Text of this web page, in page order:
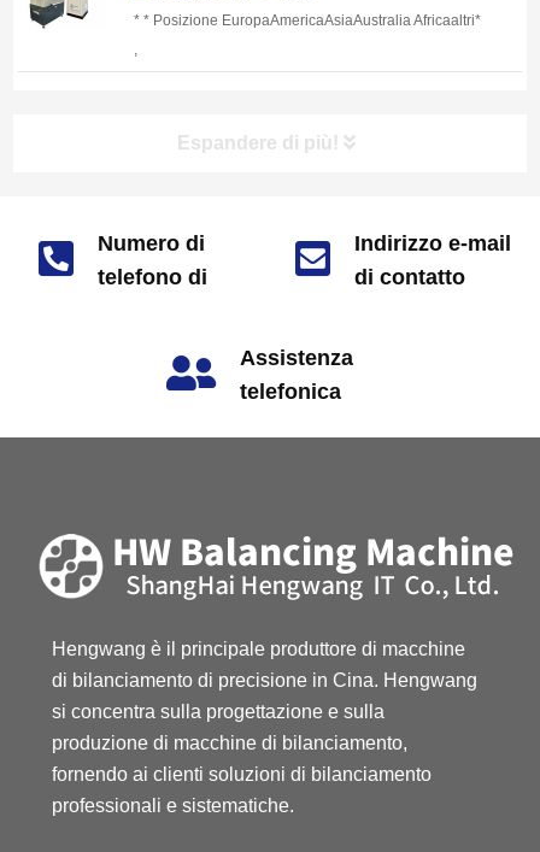
d'inchiostro. T...
* * Posizione EuropaAmericaAsiaAustralia Africaaltri*
,
Espandere di più!
TUTTI I PRODOTTI
Macchine di bilanciamento automatico
Macchine di bilanciamento universale
Macchina di bilanciamento orizzontale
PRODOTTI PIÙ RECENTI
Numero di
telefono di
Indirizzo e-mail
di contatto
Assistenza
telefonica
Hengwang è il principale produttore di macchine
di bilanciamento di precisione in Cina. Hengwang
si concentra sulla progettazione e sulla
produzione di macchine di bilanciamento,
fornendo ai clienti soluzioni di bilanciamento
professionali e sistematiche.